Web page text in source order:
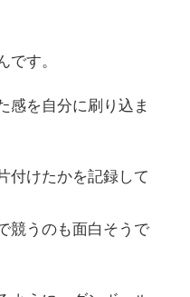
です。
感を自分に刷り込ま
付けたかを記録して
競うのも面白そうで